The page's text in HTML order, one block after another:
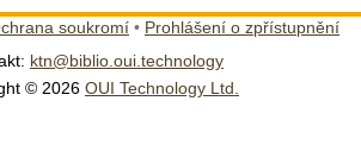
soukromí • Prohlášení o zpřístupnění
ktn@biblio.oui.technology
© 2026 OUI Technology Ltd.